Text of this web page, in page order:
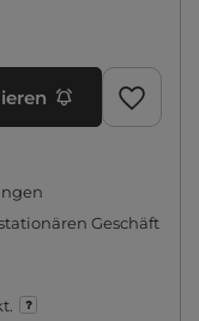
Geschäft